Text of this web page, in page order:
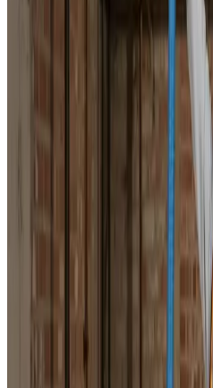
Dokumenteret ventilationsrens